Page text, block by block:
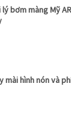
bơm màng Mỹ
mài hình nón và